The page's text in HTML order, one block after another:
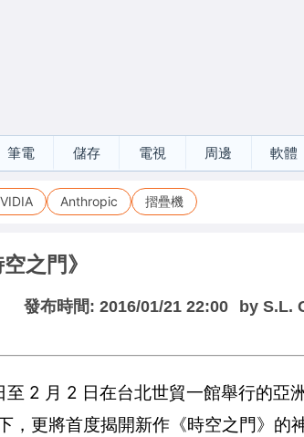
筆電 儲存 電視 周邊 軟體
Anthropic 摺疊機
之門》
發布時間: 2016/01/21 22:00 by S.L.
2 月 2 日在台北世貿一館舉行的亞
，更將首度揭開新作《時空之門》的